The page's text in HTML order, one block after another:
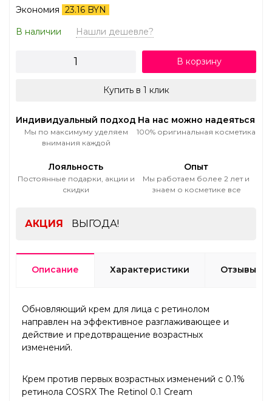
Экономия 23.16 BYN
В наличии
Нашли дешевле?
В корзину
Купить в 1 клик
Индивидуальный подход
Мы по максимуму уделяем
внимания каждой
На нас можно надеяться
100% оригинальная косметика
Лояльность
Постоянные подарки, акции и
скидки
Опыт
Мы работаем более 2 лет и
знаем о косметике все
АКЦИЯ ВЫГОДА!
Описание Характеристики Отзывы
Обновляющий крем для лица с ретинолом
направлен на эффективное разглаживающее и
действие и предотвращение возрастных
изменений.
Крем против первых возрастных изменений с 0.1%
ретинола COSRX The Retinol 0.1 Cream